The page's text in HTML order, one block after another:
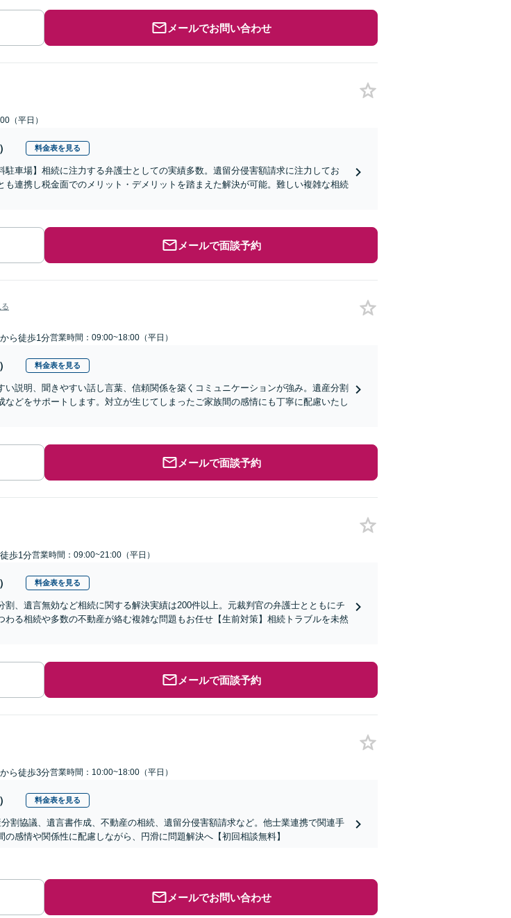
メールでお問い合わせ
（平日）
料金表を見る
駐車場】相続に注力する弁護士としての実績多数。遺留分侵害額請求に注力してお
も連携し税金面でのメリット・デメリットを踏まえた解決が可能。難しい複雑な相続
メールで面談予約
から徒歩1分営業時間：09:00~18:00（平日）
料金表を見る
い説明、聞きやすい話し言葉、信頼関係を築くコミュニケーションが強み。遺産分割
などをサポートします。対立が生じてしまったご家族間の感情にも丁寧に配慮いたし
メールで面談予約
歩1分営業時間：09:00~21:00（平日）
料金表を見る
割、遺言無効など相続に関する解決実績は200件以上。元裁判官の弁護士とともにチ
わる相続や多数の不動産が絡む複雑な問題もお任せ【生前対策】相続トラブルを未然
メールで面談予約
から徒歩3分営業時間：10:00~18:00（平日）
料金表を見る
分割協議、遺言書作成、不動産の相続、遺留分侵害額請求など。他士業連携で関連手
感情や関係性に配慮しながら、円滑に問題解決へ【初回相談無料】
メールでお問い合わせ